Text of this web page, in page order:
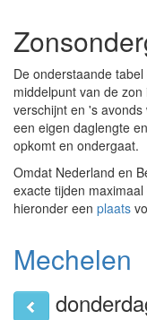
De onderstaande
middelpunt van de
verschijnt en 's
een eigen daglengte
opkomt en ondergaat.
Omdat Nederland en
exacte tijden
hieronder een plaats
Mechelen